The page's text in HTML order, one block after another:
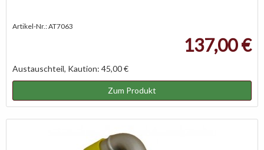
Artikel-Nr.: AT7063
137,00 €
Austauschteil, Kaution: 45,00 €
Zum Produkt